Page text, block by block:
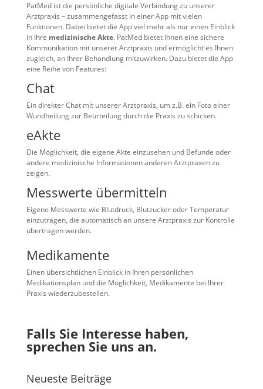
PatMed ist die persönliche digitale Verbindung zu unserer
Arztpraxis – zusammengefasst in einer App mit vielen
Funktionen. Dabei bietet die App viel mehr als nur einen Einblick
in Ihre medizinische Akte. PatMed bietet Ihnen eine sichere
Kommunikation mit unserer Arztpraxis und ermöglicht es Ihnen
zugleich, an Ihrer Behandlung mitzuwirken. Dazu bietet die App
eine Reihe von Features:
Chat
Ein direkter Chat mit unserer Arztpraxis, um z.B. ein Foto einer
Wundheilung zur Beurteilung durch die Praxis zu schicken.
eAkte
Die Möglichkeit, die eigene Akte einzusehen und Befunde oder
andere medizinische Informationen anderen Arztpraxen zu
zeigen.
Messwerte übermitteln
Eigene Messwerte wie Blutdruck, Blutzucker oder Temperatur
einzutragen, die automatisch an unsere Arztpraxis zur Kontrolle
übertragen werden.
Medikamente
Einen übersichtlichen Einblick in Ihren persönlichen
Medikationsplan und die Möglichkeit, Medikamente bei Ihrer
Praxis wiederzubestellen.
Falls Sie Interesse haben,
sprechen Sie uns an.
Neueste Beiträge